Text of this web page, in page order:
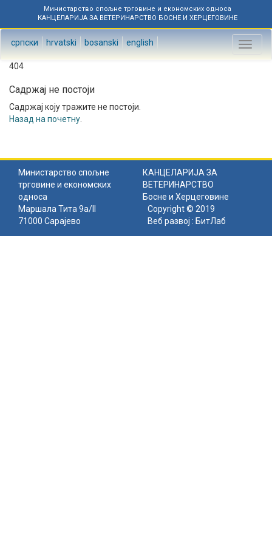
Министарство спољне трговине и економских односа
КАНЦЕЛАРИЈА ЗА ВЕТЕРИНАРСТВО БОСНЕ И ХЕРЦЕГОВИНЕ
српски hrvatski bosanski english
Toggle
404
Садржај не постоји
Садржај коју тражите не постоји.
Назад на почетну
Министарство спољне
трговине и економских
односа
КАНЦЕЛАРИЈА ЗА
ВЕТЕРИНАРСТВО
Босне и Херцеговине
Маршала Тита 9а/II
71000 Сарајево
Copyright © 2019
Веб развој : БитЛаб